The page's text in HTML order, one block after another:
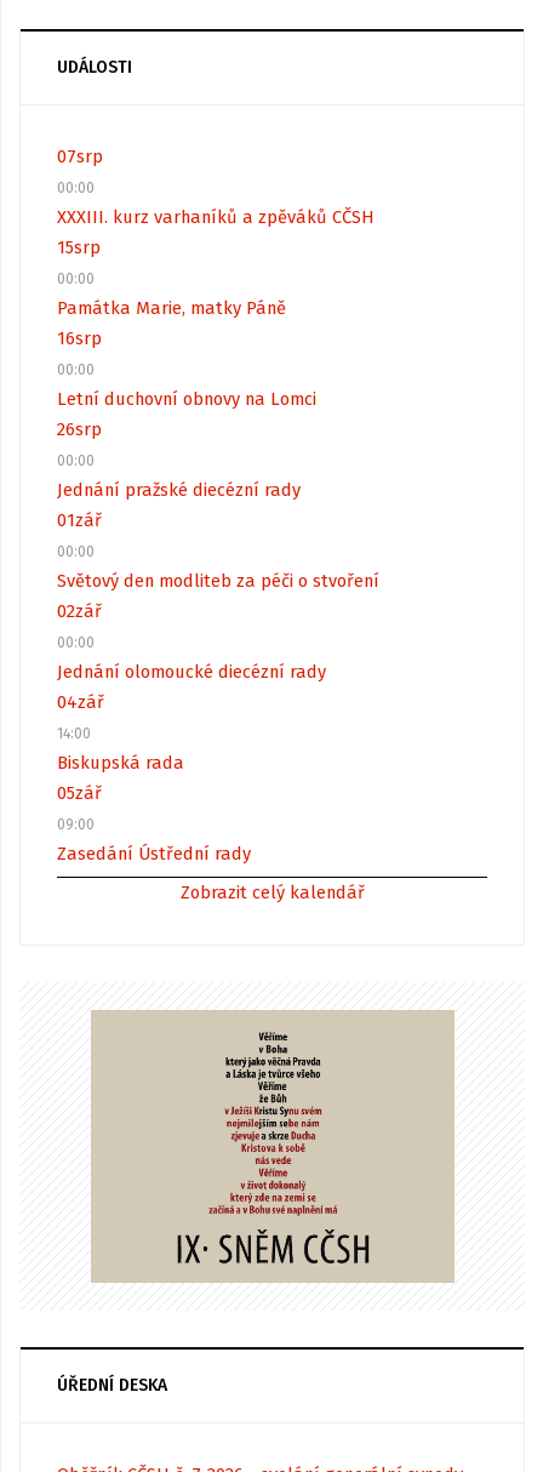
UDÁLOSTI
07srp
00:00
XXXIII. kurz varhaníků a zpěváků CČSH
15srp
00:00
Památka Marie, matky Páně
16srp
00:00
Letní duchovní obnovy na Lomci
26srp
00:00
Jednání pražské diecézní rady
01zář
00:00
Světový den modliteb za péči o stvoření
02zář
00:00
Jednání olomoucké diecézní rady
04zář
14:00
Biskupská rada
05zář
09:00
Zasedání Ústřední rady
Zobrazit celý kalendář
ÚŘEDNÍ DESKA